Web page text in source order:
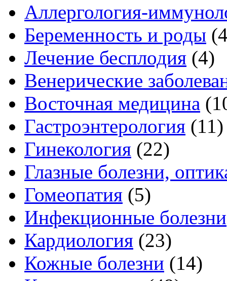
Аллергология-
Беременность и роды
Лечение бесплодия (4)
Венерические
Восточная медицина
Гастроэнтерология (11)
Гинекология (22)
Глазные болезни,
Гомеопатия (5)
Инфекционные болезни
Кардиология (23)
Кожные болезни (14)